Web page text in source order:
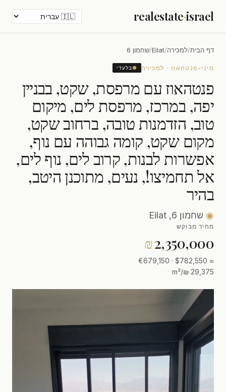
realestate·israel
דף הבית/למכירה/
Eilat
/שחמון 6
מיני-פנטהאוז · למכירה ● בלעדי
פנטהאוז עם מרפסת, שקט, בבניין
יפה, במרכז, מרפסת לים, מיקום
טוב, הזדמנות טובה, ברחוב שקט,
מקום שקט, קומה גבוהה עם נוף,
אפשרות לבנות, קרוב לים, נוף לים,
אל תחמיצו!, נעים, מתוכנן היטב,
בהיר
◉ שחמון 6, Eilat
מחיר מבוקש
₪2,350,000
≈ $782,550 · €679,150
29,375 ₪/m²